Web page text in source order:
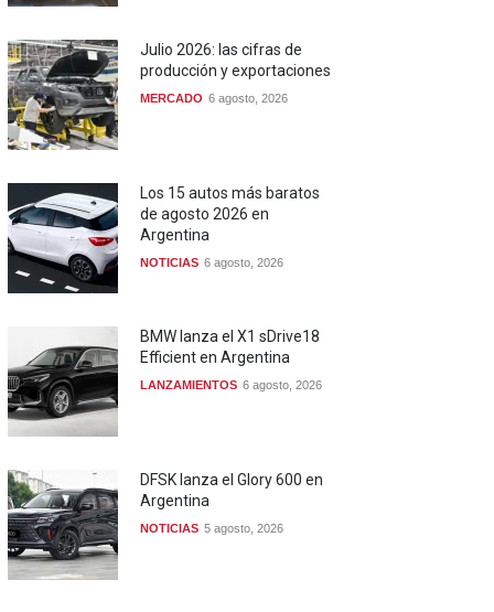
Julio 2026: las cifras de
producción y exportaciones
MERCADO 6 agosto, 2026
Los 15 autos más baratos
de agosto 2026 en
Argentina
NOTICIAS 6 agosto, 2026
BMW lanza el X1 sDrive18
Efficient en Argentina
LANZAMIENTOS 6 agosto, 2026
DFSK lanza el Glory 600 en
Argentina
NOTICIAS 5 agosto, 2026